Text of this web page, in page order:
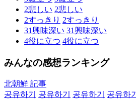
2悲しい 2悲しい
2すっきり 2すっきり
31興味深い 31興味深い
4役に立つ 4役に立つ
みんなの感想ランキング
北朝鮮 記事
공유하기
공유하기 공유하기 공유하기